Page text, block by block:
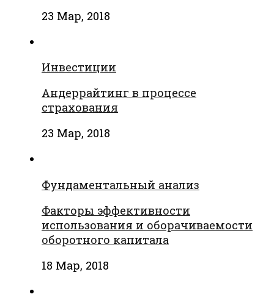
23 Мар, 2018
Инвестиции
Андеррайтинг в процессе
страхования
23 Мар, 2018
Фундаментальный анализ
Факторы эффективности
использования и оборачиваемости
оборотного капитала
18 Мар, 2018